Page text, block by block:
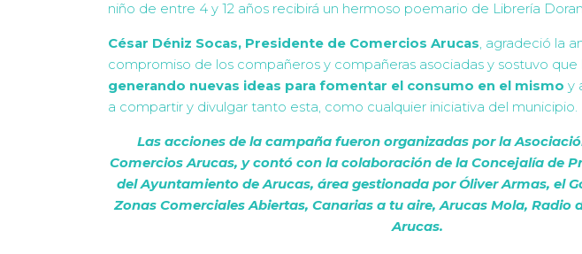
niño de entre 4 y 12 años recibirá un hermoso poemario de Librería
César Déniz Socas, Presidente de Comercios Arucas, agradeció la
compromiso de los compañeros y compañeras asociadas y sostuvo que
generando nuevas ideas para fomentar el consumo en el mismo y
a compartir y divulgar tanto esta, como cualquier iniciativa del municipio.
Las acciones de la campaña fueron organizadas por la
Comercios Arucas, y contó con la colaboración de la Concejalía de
del Ayuntamiento de Arucas, área gestionada por Óliver Armas, el
Zonas Comerciales Abiertas, Canarias a tu aire, Arucas Mola, Radio
Arucas.